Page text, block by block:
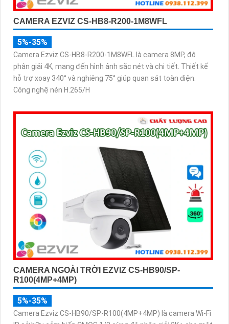
CAMERA EZVIZ CS-HB8-R200-1M8WFL
5%-35%
Camera Ezviz CS-HB8-R200-1M8WFL là camera 8MP, độ
phân giải 4K, mang đến hình ảnh sắc nét và chi tiết. Thiết kế
hỗ trợ xoay 340° và nghiêng 75° giúp quan sát toàn diện.
Công nghệ nén H.265/H
CAMERA NGOÀI TRỜI EZVIZ CS-HB90/SP-
R100(4MP+4MP)
5%-35%
Camera Ezviz CS-HB90/SP-R100(4MP+4MP) là camera Wi-Fi